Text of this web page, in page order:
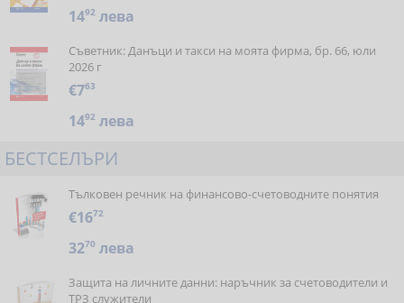
1492 лева
Съветник: Данъци и такси на моята фирма, бр. 66, юли
2026 г
€763
1492 лева
БЕСТСЕЛЪРИ
Тълковен речник на финансово-счетоводните понятия
€1672
3270 лева
Защита на личните данни: наръчник за счетоводители и
ТРЗ служители